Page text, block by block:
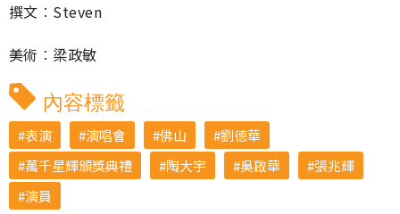
撰文︰Steven
美術︰梁政敏
內容標籤
表演 演唱會 佛山
劉德華
萬千星輝頒獎典禮
陶大宇 吳啟華
張兆輝
演員